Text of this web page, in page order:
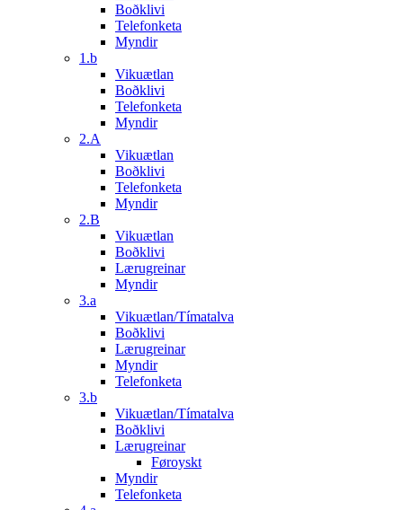
Boðklivi
Telefonketa
Myndir
1.b
Vikuætlan
Boðklivi
Telefonketa
Myndir
2.A
Vikuætlan
Boðklivi
Telefonketa
Myndir
2.B
Vikuætlan
Boðklivi
Lærugreinar
Myndir
3.a
Vikuætlan/Tímatalva
Boðklivi
Lærugreinar
Myndir
Telefonketa
3.b
Vikuætlan/Tímatalva
Boðklivi
Lærugreinar
Føroyskt
Myndir
Telefonketa